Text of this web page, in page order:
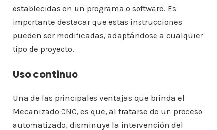
establecidas en un programa o software. Es
importante destacar que estas instrucciones
pueden ser modificadas, adaptándose a cualquier
tipo de proyecto.
Uso continuo
Una de las principales ventajas que brinda el
Mecanizado CNC, es que, al tratarse de un proceso
automatizado, disminuye la intervención del